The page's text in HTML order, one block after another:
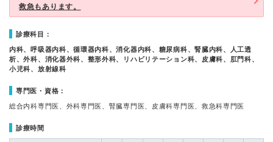
救急もあります。
診療科目：
内科、呼吸器内科、循環器内科、消化器内科、糖尿病科、腎臓内科、人工透
析、外科、消化器外科、整形外科、リハビリテーション科、皮膚科、肛門科、
小児科、放射線科
専門医・資格：
総合内科専門医、外科専門医、腎臓専門医、皮膚科専門医、救急科専門医
診療時間